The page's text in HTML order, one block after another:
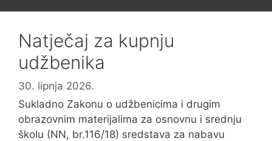
Natječaj za kupnju
udžbenika
30. lipnja 2026.
Sukladno Zakonu o udžbenicima i drugim
obrazovnim materijalima za osnovnu i srednju
školu (NN, br.116/18) sredstava za nabavu